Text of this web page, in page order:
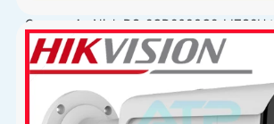
Camera An Ninh DS-2CD2683G2-LIZS2U
năng Thu Âm và Phát hiện chuyển động,
Sáng DWDR 150db, hình ảnh rõ dù ở đâu,
công trình chuyên dụng. Công nghệ